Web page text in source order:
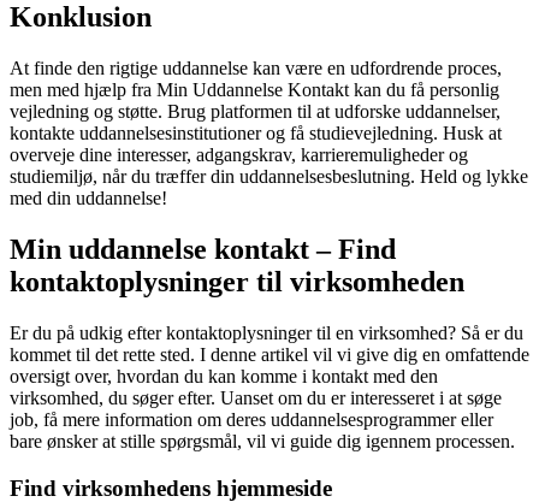
Konklusion
At finde den rigtige uddannelse kan være en udfordrende proces,
men med hjælp fra Min Uddannelse Kontakt kan du få personlig
vejledning og støtte. Brug platformen til at udforske uddannelser,
kontakte uddannelsesinstitutioner og få studievejledning. Husk at
overveje dine interesser, adgangskrav, karrieremuligheder og
studiemiljø, når du træffer din uddannelsesbeslutning. Held og lykke
med din uddannelse!
Min uddannelse kontakt – Find
kontaktoplysninger til virksomheden
Er du på udkig efter kontaktoplysninger til en virksomhed? Så er du
kommet til det rette sted. I denne artikel vil vi give dig en omfattende
oversigt over, hvordan du kan komme i kontakt med den
virksomhed, du søger efter. Uanset om du er interesseret i at søge
job, få mere information om deres uddannelsesprogrammer eller
bare ønsker at stille spørgsmål, vil vi guide dig igennem processen.
Find virksomhedens hjemmeside